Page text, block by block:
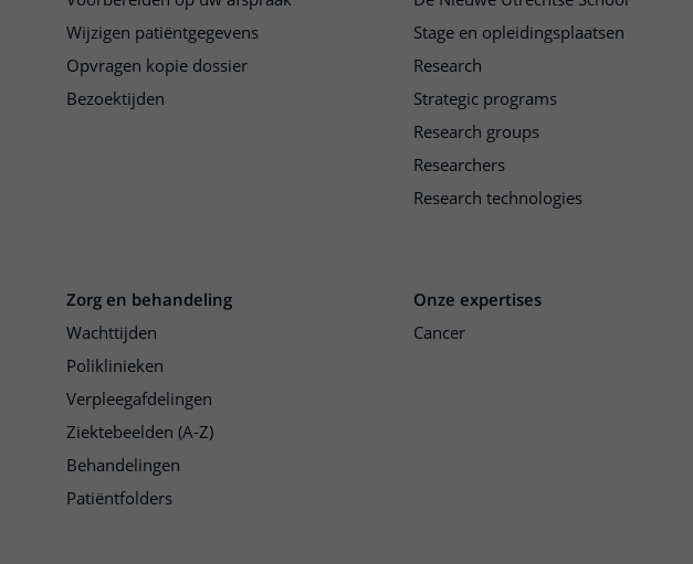
Wijzigen patiëntgegevens
Opvragen kopie dossier
Bezoektijden
Stage en opleidingsplaatsen
Research
Strategic programs
Research groups
Researchers
Research technologies
Zorg en behandeling
Wachttijden
Poliklinieken
Verpleegafdelingen
Ziektebeelden (A-Z)
Behandelingen
Patiëntfolders
Onze expertises
Cancer